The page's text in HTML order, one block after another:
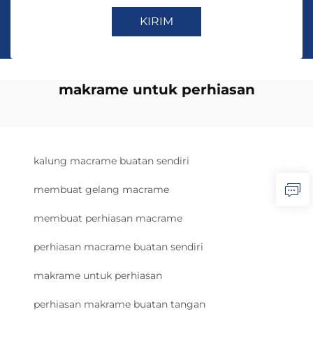
KIRIM
makrame untuk perhiasan
kalung macrame buatan sendiri
membuat gelang macrame
membuat perhiasan macrame
perhiasan macrame buatan sendiri
makrame untuk perhiasan
perhiasan makrame buatan tangan